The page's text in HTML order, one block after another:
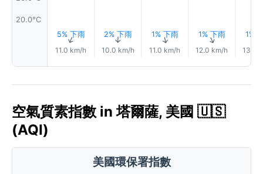
20.0°C
5% 下雨
↑
11.0 km/h
2% 下雨
↑
10.0 km/h
1% 下雨
↑
11.0 km/h
1% 下雨
↑
12.0 km/h
1%
13.0
空氣質素指數 in 塔爾薩, 美國 🇺🇸
(AQI)
美國環保署指數